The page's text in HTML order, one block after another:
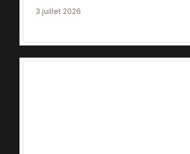
3 juillet 2026